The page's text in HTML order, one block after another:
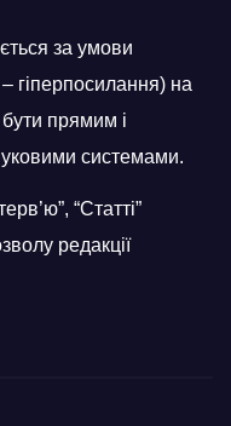
за умови
гіперпосилання) на
прямим і
системами.
“Статті”
редакції